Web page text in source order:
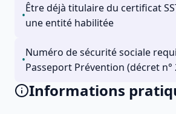
•
Être déjà titulaire du certificat
une entité habilitée
•
Numéro de sécurité sociale
Passeport Prévention (décret n°
Informations